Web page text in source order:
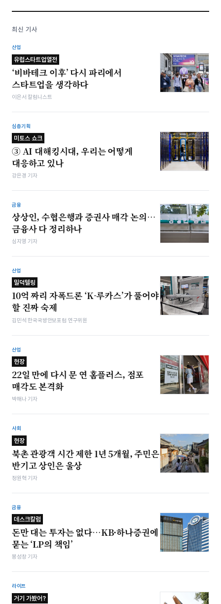
최신 기사
산업
유럽스타트업열전
‘비바테크 이후’ 다시 파리에서
스타트업을 생각하다
이은서 칼럼니스트
심층기획
미토스 쇼크
③ AI 대해킹시대, 우리는 어떻게
대응하고 있나
강은경 기자
금융
상상인, 수협은행과 증권사 매각 논의…
금융사 다 정리하나
심지영 기자
산업
밀덕텔링
10억 짜리 자폭드론 ‘K-루카스’가 풀어야
할 진짜 숙제
김민석 한국국방안보포럼 연구위원
산업
현장
22일 만에 다시 문 연 홈플러스, 점포
매각도 본격화
박해나 기자
사회
현장
북촌 관광객 시간 제한 1년 5개월, 주민은
반기고 상인은 울상
정원혁 기자
금융
데스크칼럼
돈만 대는 투자는 없다…KB·하나증권에
묻는 ‘LP의 책임’
봉성창 기자
라이프
거기 가봤어?